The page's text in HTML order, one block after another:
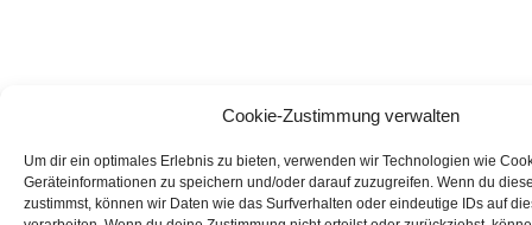
Cookie-Zustimmung verwalten
Um dir ein optimales Erlebnis zu bieten, verwenden wir Technologien wie
Geräteinformationen zu speichern und/oder darauf zuzugreifen. Wenn du
zustimmst, können wir Daten wie das Surfverhalten oder eindeutige IDs auf